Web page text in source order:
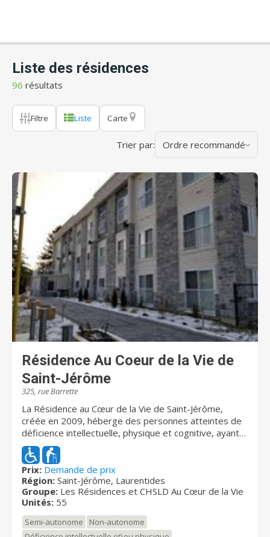
Liste des résidences
96 résultats
Filtre Liste Carte
Trier par: Ordre recommandé
Résidence Au Coeur de la Vie de
Saint-Jérôme
325, rue Barrette
La Résidence au Cœur de la Vie de Saint-Jérôme,
créée en 2009, héberge des personnes atteintes de
déficience intellectuelle, physique et cognitive, ayant
des besoins d’assistance et de soins. Toutes les
chambres (simples ou doubles) sont équipées de
commodités et accessoires contribuant à agrémenter
le séjour de nos résidents. Les résidents jouissent de
soins et services de qualité offerts par un personnel
compétent et professionnel, le tout dans un
environnement sain et sécuritaire. Les Résidences au
Cœur de la Vie sont agréées par le Conseil Québécois
Prix: Demande de prix
Région: Saint-Jérôme, Laurentides
Groupe: Les Résidences et CHSLD Au Cœur de la Vie
Unités: 55
Semi-autonome
Non-autonome